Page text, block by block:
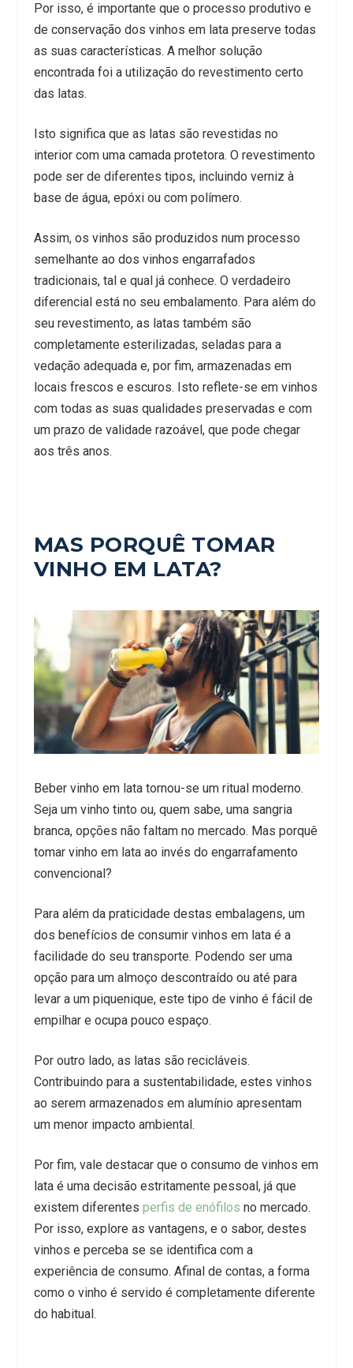
Por isso, é importante que o processo produtivo e
de conservação dos vinhos em lata preserve todas
as suas características. A melhor solução
encontrada foi a utilização do revestimento certo
das latas.
Isto significa que as latas são revestidas no
interior com uma camada protetora. O revestimento
pode ser de diferentes tipos, incluindo verniz à
base de água, epóxi ou com polímero.
Assim, os vinhos são produzidos num processo
semelhante ao dos vinhos engarrafados
tradicionais, tal e qual já conhece. O verdadeiro
diferencial está no seu embalamento. Para além do
seu revestimento, as latas também são
completamente esterilizadas, seladas para a
vedação adequada e, por fim, armazenadas em
locais frescos e escuros. Isto reflete-se em vinhos
com todas as suas qualidades preservadas e com
um prazo de validade razoável, que pode chegar
aos três anos.
MAS PORQUÊ TOMAR
VINHO EM LATA?
Beber vinho em lata tornou-se um ritual moderno.
Seja um vinho tinto ou, quem sabe, uma sangria
branca, opções não faltam no mercado. Mas porquê
tomar vinho em lata ao invés do engarrafamento
convencional?
Para além da praticidade destas embalagens, um
dos benefícios de consumir vinhos em lata é a
facilidade do seu transporte. Podendo ser uma
opção para um almoço descontraído ou até para
levar a um piquenique, este tipo de vinho é fácil de
empilhar e ocupa pouco espaço.
Por outro lado, as latas são recicláveis.
Contribuindo para a sustentabilidade, estes vinhos
ao serem armazenados em alumínio apresentam
um menor impacto ambiental.
Por fim, vale destacar que o consumo de vinhos em
lata é uma decisão estritamente pessoal, já que
existem diferentes perfis de enófilos no mercado.
Por isso, explore as vantagens, e o sabor, destes
vinhos e perceba se se identifica com a
experiência de consumo. Afinal de contas, a forma
como o vinho é servido é completamente diferente
do habitual.